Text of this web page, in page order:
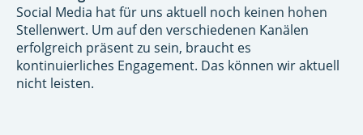
Social Media hat für uns aktuell noch keinen hohen
Stellenwert. Um auf den verschiedenen Kanälen
erfolgreich präsent zu sein, braucht es
kontinuierliches Engagement. Das können wir aktuell
nicht leisten.